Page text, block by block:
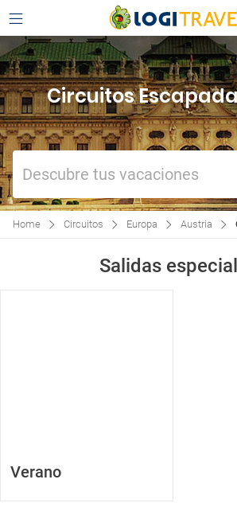
Circuitos
Descubre tus vacaciones
Home Circuitos Europa Austria
Salidas
Verano